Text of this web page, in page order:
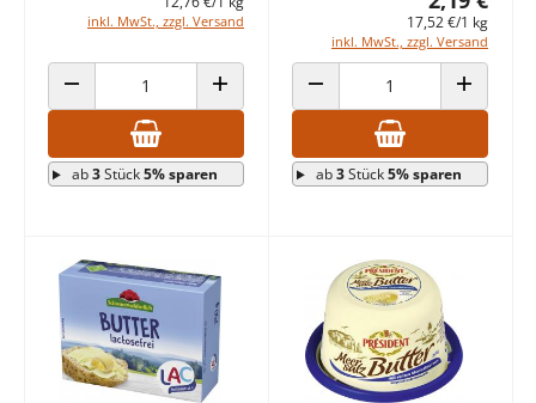
inkl. MwSt., zzgl. Versand
ANZAHL VERRINGERN ANZAHL ERHÖHEN
ab3Stück5% sparen
17,52 €/1 kg
inkl. MwSt., zzgl. Versand
ANZAHL VERRINGERN ANZAHL
ab3Stück5% sparen